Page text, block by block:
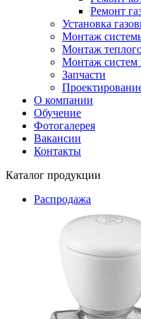
Ремонт
Установка
Монтаж
Монтаж
Монтаж систем
Запчасти
О компании
Обучение
Фотогалерея
Вакансии
Контакты
Каталог продукции
Распродажа